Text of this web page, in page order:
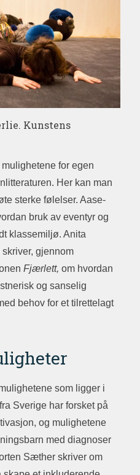
Kunstens
for egen
Her kan man
sterke følelser. Aase-
bruk av eventyr og
klassemiljø. Anita
gjennom
Fjærlett, om hvordan
og sanselig
behov for et tilrettelagt
som ligger i
Sverige har forsket på
og mulighetene
med diagnoser
Sæther skriver om